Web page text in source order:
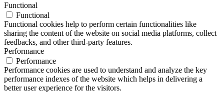
Functional
Functional
Functional cookies help to perform certain functionalities like
sharing the content of the website on social media platforms, collect
feedbacks, and other third-party features.
Performance
Performance
Performance cookies are used to understand and analyze the key
performance indexes of the website which helps in delivering a
better user experience for the visitors.